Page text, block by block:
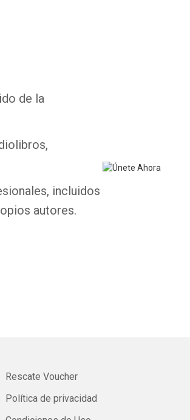
de la
incluidos
autores.
Rescate Voucher
Política de privacidad